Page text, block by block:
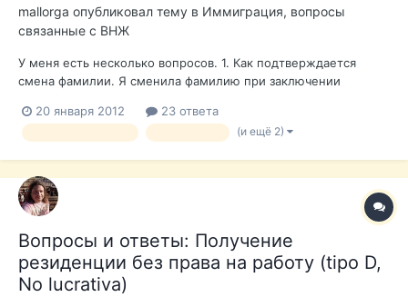
mallorga опубликовал тему в Иммиграция, вопросы
связанные с ВНЖ
У меня есть несколько вопросов. 1. Как подтверждается
смена фамилии. Я сменила фамилию при заключении
свидетельств о браке и разводе? Или это их не интересует?
2. В "Гаранте" я нашла справку №082у, она состоит из справки
20 января 2012 23 ответа
(и ещё 2)
Вопросы и ответы: Получение
резиденции без права на работу (tipo D,
No lucrativa)